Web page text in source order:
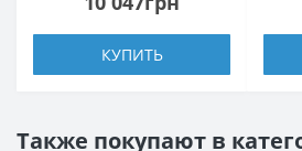
КУПИТЬ
Также покупают в